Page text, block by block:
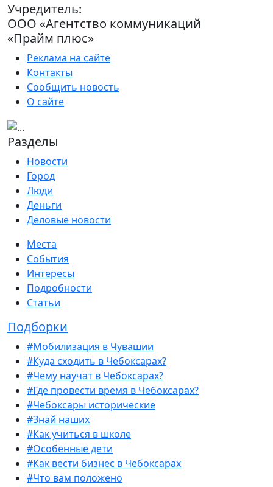
Учредитель:
ООО «Агентство коммуникаций
«Прайм плюс»
Реклама на сайте
Контакты
Сообщить новость
О сайте
Разделы
Новости
Город
Люди
Деньги
Деловые новости
Места
События
Интересы
Подробности
Статьи
Подборки
#Мобилизация в Чувашии
#Куда сходить в Чебоксарах?
#Чему научат в Чебоксарах?
#Где провести время в Чебоксарах?
#Чебоксары исторические
#Знай наших
#Как учиться в школе
#Особенные дети
#Как вести бизнес в Чебоксарах
#Что вам положено